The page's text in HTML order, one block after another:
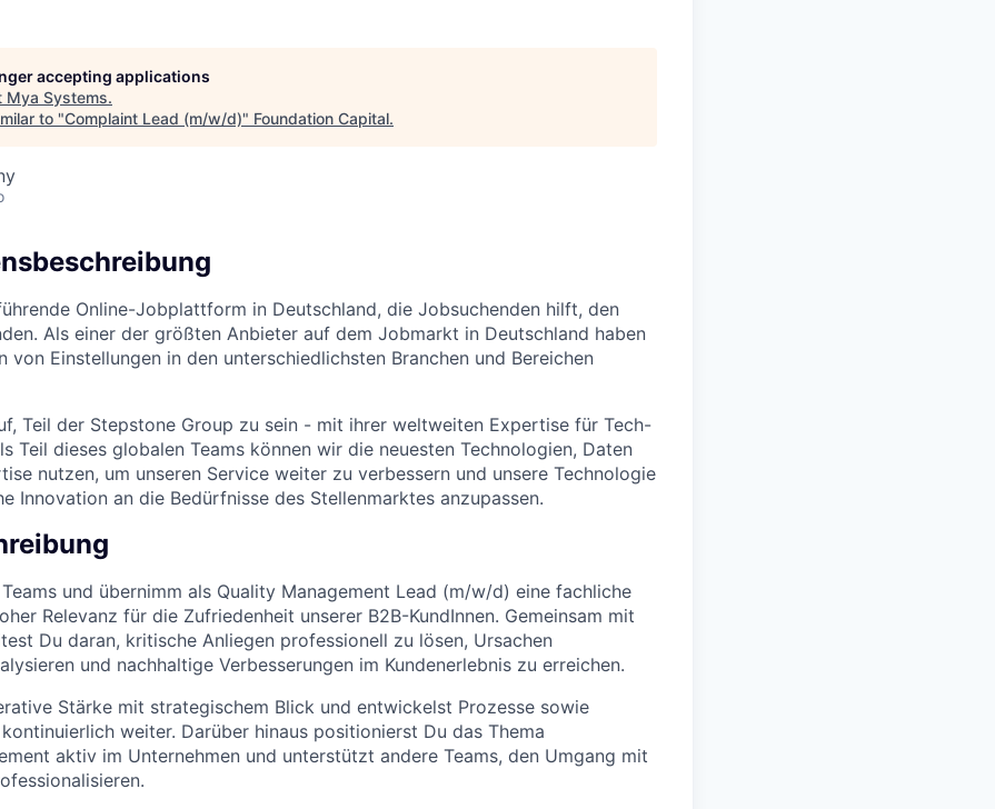
accepting applications
Mya Systems.
to "Complaint Lead (m/w/d)" Foundation Capital.
Online-Jobplattform in Deutschland, die Jobsuchenden hilft, den
Als einer der größten Anbieter auf dem Jobmarkt in Deutschland haben
von Einstellungen in den unterschiedlichsten Branchen und Bereichen
Teil der Stepstone Group zu sein - mit ihrer weltweiten Expertise für Tech-
Teil dieses globalen Teams können wir die neuesten Technologien, Daten
nutzen, um unseren Service weiter zu verbessern und unsere Technologie
Innovation an die Bedürfnisse des Stellenmarktes anzupassen.
und übernimm als Quality Management Lead (m/w/d) eine fachliche
Relevanz für die Zufriedenheit unserer B2B-KundInnen. Gemeinsam mit
Du daran, kritische Anliegen professionell zu lösen, Ursachen
und nachhaltige Verbesserungen im Kundenerlebnis zu erreichen.
Stärke mit strategischem Blick und entwickelst Prozesse sowie
weiter. Darüber hinaus positionierst Du das Thema
aktiv im Unternehmen und unterstützt andere Teams, den Umgang mit